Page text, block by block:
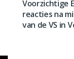
Voorzichtige
reacties na
van de VS in